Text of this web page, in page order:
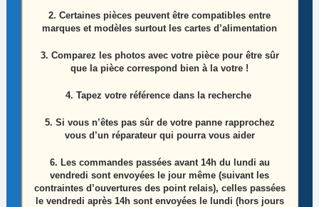
Ensemble haut parleurs télé Lg 42LD550-ZC
Référence: EAB60961401
2. Certaines pièces peuvent être compatibles entre
marques et modèles surtout les cartes d’alimentation
3. Comparez les photos avec votre pièce pour être sûr
que la pièce correspond bien à la votre !
4. Tapez votre référence dans la recherche
5. Si vous n’êtes pas sûr de votre panne rapprochez
vous d’un réparateur qui pourra vous aider
6. Les commandes passées avant 14h du lundi au
vendredi sont envoyées le jour même (suivant les
contraintes d’ouvertures des point relais), celles passées
le vendredi après 14h sont envoyées le lundi (hors jours